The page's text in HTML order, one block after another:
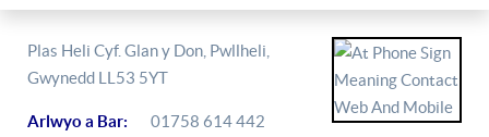
Plas Heli Cyf. Glan y Don, Pwllheli,
Gwynedd LL53 5YT
Arlwyo a Bar:
01758 614 442